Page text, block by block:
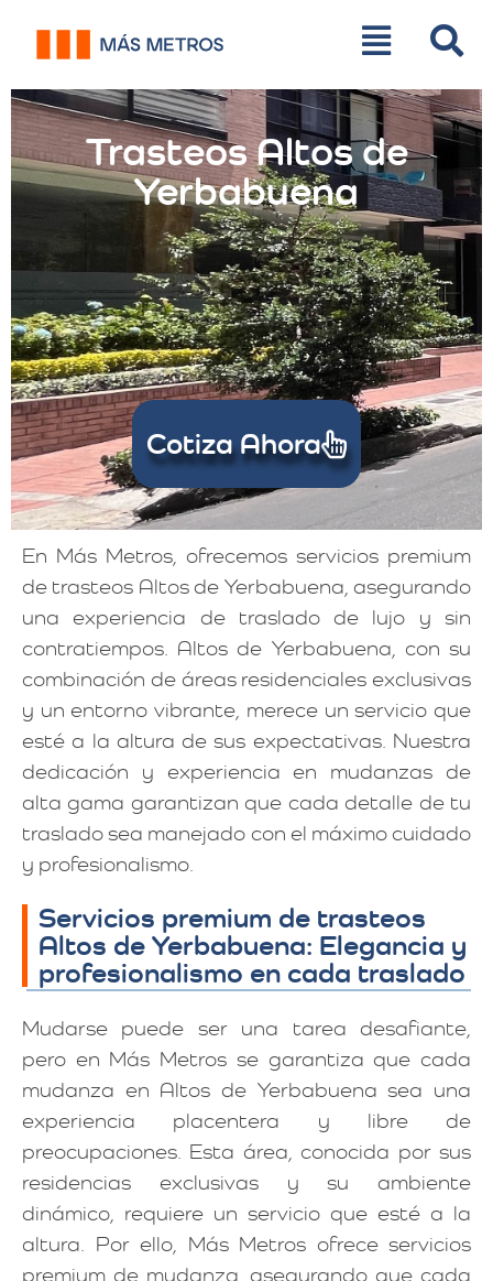
Trasteos Altos de
Yerbabuena
Cotiza Ahora
En Más Metros, ofrecemos servicios premium
de trasteos Altos de Yerbabuena, asegurando
una experiencia de traslado de lujo y sin
contratiempos. Altos de Yerbabuena, con su
combinación de áreas residenciales exclusivas
y un entorno vibrante, merece un servicio que
esté a la altura de sus expectativas. Nuestra
dedicación y experiencia en mudanzas de
alta gama garantizan que cada detalle de tu
traslado sea manejado con el máximo cuidado
y profesionalismo.
Servicios premium de trasteos
Altos de Yerbabuena: Elegancia y
profesionalismo en cada traslado
Mudarse puede ser una tarea desafiante,
pero en Más Metros se garantiza que cada
mudanza en Altos de Yerbabuena sea una
experiencia placentera y libre de
preocupaciones. Esta área, conocida por sus
residencias exclusivas y su ambiente
dinámico, requiere un servicio que esté a la
altura. Por ello, Más Metros ofrece servicios
premium de mudanza, asegurando que cada